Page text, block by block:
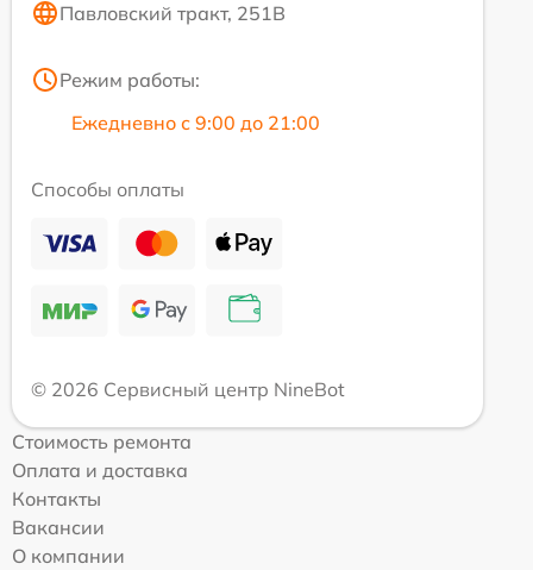
Павловский тракт, 251В
Режим работы:
Ежедневно с 9:00 до 21:00
Способы оплаты
© 2026 Сервисный центр NineBot
Стоимость ремонта
Оплата и доставка
Контакты
Вакансии
О компании